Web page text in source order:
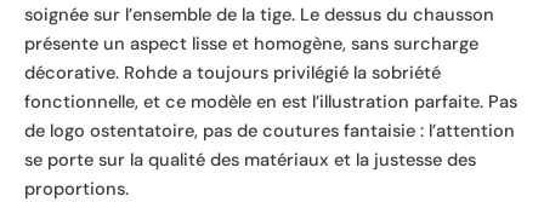
soignée sur l’ensemble de la tige. Le dessus du chausson
présente un aspect lisse et homogène, sans surcharge
décorative. Rohde a toujours privilégié la sobriété
fonctionnelle, et ce modèle en est l’illustration parfaite. Pas
de logo ostentatoire, pas de coutures fantaisie : l’attention
se porte sur la qualité des matériaux et la justesse des
proportions.